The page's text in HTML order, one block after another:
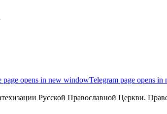
page opens in new windowTelegram page opens
Русской Православной Церкви.